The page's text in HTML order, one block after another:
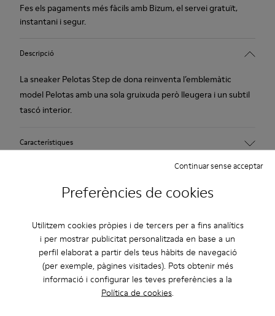
Preferències de cookies
Utilitzem cookies pròpies i de tercers per a fins analítics
i per mostrar publicitat personalitzada en base a un
perfil elaborat a partir dels teus hàbits de navegació
(per exemple, pàgines visitades). Pots obtenir més
informació i configurar les teves preferències a la
Política de cookies.
Continuar sense acceptar
Fes els pagaments més fàcils amb Bizum, el servei gratuït,
instantani i segur.
Descripció
La sneaker Pelotas Step de dona reinventa l’emblemàtic
model Pelotas amb una sola gruixuda però lleugera i un subtil
tascó interior.
Característiques
Lleugeresa superior amb magnífiques propietats d’aïllament
tèrmic.
Folre: 45 % Polièster 43 % Pell porcina 12 % Teixit (60% Niló -
40% PU)
Les nostres sabates es confeccionen amb materials de
primera qualitat, curosament seleccionats. Utilitzant
productes específics per a calçat, les protegiràs i aconseguiràs
que durin més.
Si necessites indicacions precises sobre com tenir cura de les
Opinions de Pelotas Step